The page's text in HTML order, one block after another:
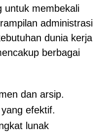
untuk membekali
administrasi
dunia kerja
berbagai
dan arsip.
efektif.
lunak